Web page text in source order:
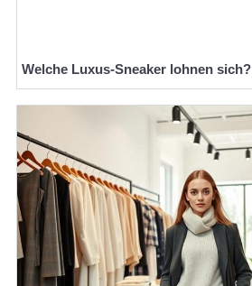
Welche Luxus-Sneaker lohnen sich?